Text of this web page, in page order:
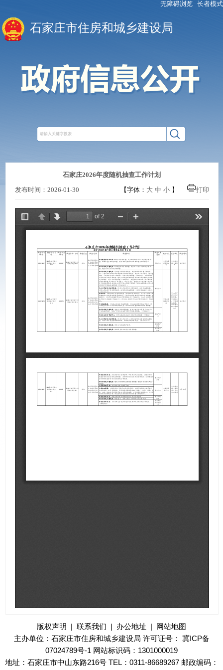
无障碍浏览 长者模式
石家庄市住房和城乡建设局
石家庄2026年度随机抽查工作计划
发布时间：2026-01-30
【字体： 大 中 小】 打印
版权声明 | 联系我们 | 办公地址 | 网站地图
主办单位：石家庄市住房和城乡建设局 许可证号： 冀ICP备
07024789号-1 网站标识码：1301000019
地址：石家庄市中山东路216号 TEL：0311-86689267 邮政编码：